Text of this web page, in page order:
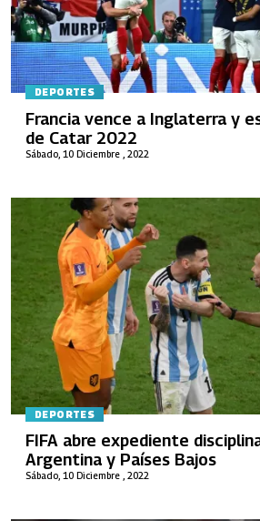
DEPORTES
Sábado, 10 Diciembre , 2022
Francia vence a Inglaterra y
de Catar 2022
DEPORTES
Sábado, 10 Diciembre , 2022
FIFA abre expediente
Argentina y Países Bajos